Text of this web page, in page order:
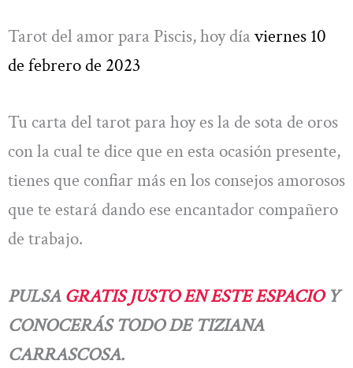
Tarot del amor para Piscis, hoy día viernes 10
de febrero de 2023
Tu carta del tarot para hoy es la de sota de oros
con la cual te dice que en esta ocasión presente,
tienes que confiar más en los consejos amorosos
que te estará dando ese encantador compañero
de trabajo.
PULSA GRATIS JUSTO EN ESTE ESPACIO Y
CONOCERÁS TODO DE TIZIANA
CARRASCOSA.